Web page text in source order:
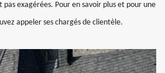
exagérées. Pour en savoir plus et pour une
appeler ses chargés de clientèle.